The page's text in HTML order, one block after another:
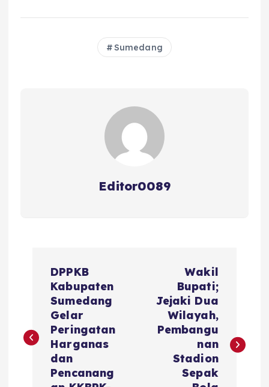
c it a
ts
A
ai
l
re
a
d
a
re
Sumedang
Editor0089
i
DPPKB
Kabupaten
Sumedang
Gelar
Peringatan
Harganas
dan
Pencanang
Wakil
Bupati;
Jejaki Dua
Wilayah,
Pembangu
nan
Stadion
Sepak